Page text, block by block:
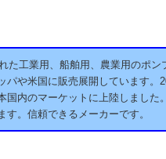
た工業用、船舶用、農業用のポン
パや米国に販売展開しています。
国内のマーケットに上陸しました
。信頼できるメーカーです。